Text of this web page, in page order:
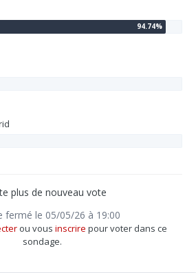
plus de nouveau vote
ou vous inscrire pour voter dans ce
sondage.
fermé le 05/05/26 à 19:00